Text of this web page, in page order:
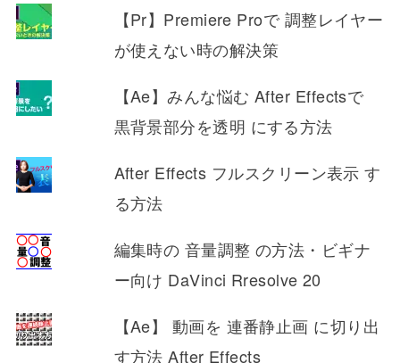
【Pr】Premiere Proで 調整レイヤー
が使えない時の解決策
【Ae】みんな悩む After Effectsで
黒背景部分を透明 にする方法
After Effects フルスクリーン表示 す
る方法
編集時の 音量調整 の方法・ビギナ
ー向け DaVinci Rresolve 20
【Ae】 動画を 連番静止画 に切り出
す方法 After Effects